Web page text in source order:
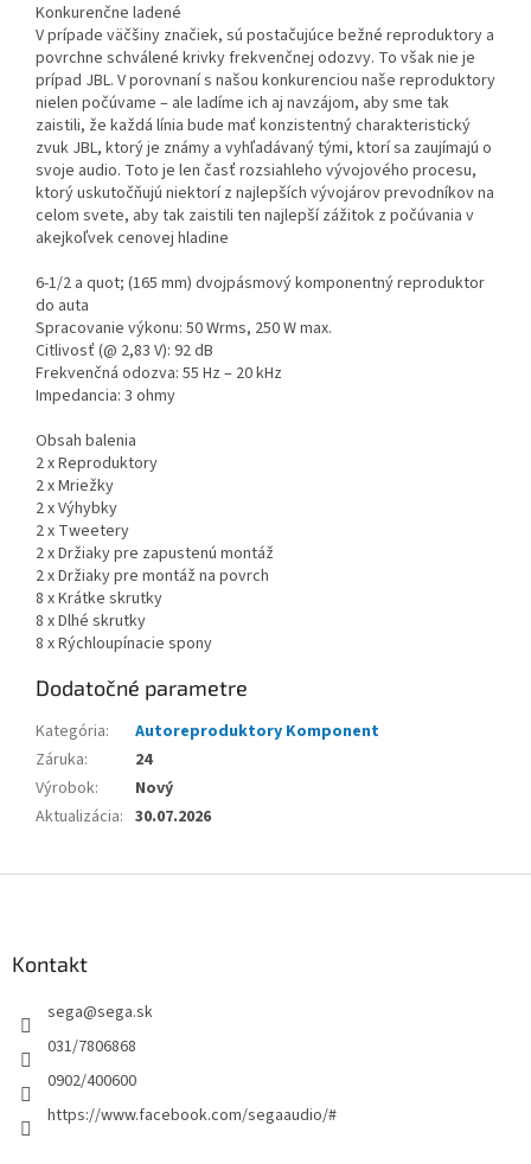
Konkurenčne ladené
V prípade väčšiny značiek, sú postačujúce bežné reproduktory a
povrchne schválené krivky frekvenčnej odozvy. To však nie je
prípad JBL. V porovnaní s našou konkurenciou naše reproduktory
nielen počúvame – ale ladíme ich aj navzájom, aby sme tak
zaistili, že každá línia bude mať konzistentný charakteristický
zvuk JBL, ktorý je známy a vyhľadávaný tými, ktorí sa zaujímajú o
svoje audio. Toto je len časť rozsiahleho vývojového procesu,
ktorý uskutočňujú niektorí z najlepších vývojárov prevodníkov na
celom svete, aby tak zaistili ten najlepší zážitok z počúvania v
akejkoľvek cenovej hladine
6-1/2 a quot; (165 mm) dvojpásmový komponentný reproduktor
do auta
Spracovanie výkonu: 50 Wrms, 250 W max.
Citlivosť (@ 2,83 V): 92 dB
Frekvenčná odozva: 55 Hz – 20 kHz
Impedancia: 3 ohmy
Obsah balenia
2 x Reproduktory
2 x Mriežky
2 x Výhybky
2 x Tweetery
2 x Držiaky pre zapustenú montáž
2 x Držiaky pre montáž na povrch
8 x Krátke skrutky
8 x Dlhé skrutky
8 x Rýchloupínacie spony
Dodatočné parametre
Kategória:
Autoreproduktory Komponent
Záruka:
24
Výrobok:
Nový
Aktualizácia: 30.07.2026
Kontakt
sega@sega.sk
031/7806868
0902/400600
https://www.facebook.com/segaaudio/#